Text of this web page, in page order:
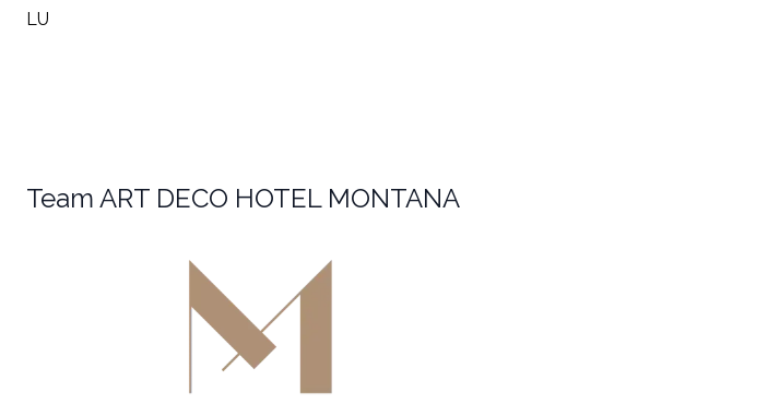
LU
Team ART DECO HOTEL MONTANA